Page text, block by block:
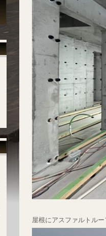
屋根にアスファルトルー